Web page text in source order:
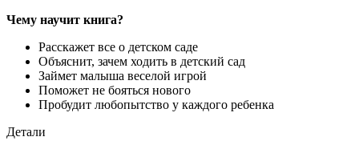
Чему научит книга?
Расскажет все о детском саде
Объяснит, зачем ходить в детский сад
Займет малыша веселой игрой
Поможет не бояться нового
Пробудит любопытство у каждого ребенка
Детали